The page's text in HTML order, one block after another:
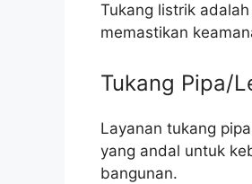
Tukang listrik
memastikan
Tukang Pipa/
Layanan tukang
yang andal untuk
bangunan.